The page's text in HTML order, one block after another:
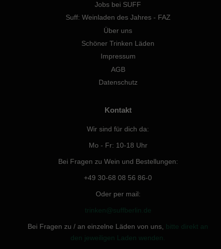
Jobs bei SUFF
Suff: Weinladen des Jahres - FAZ
Über uns
Schöner Trinken Läden
Impressum
AGB
Datenschutz
Kontakt
Wir sind für dich da:
Mo - Fr: 10-18 Uhr
Bei Fragen zu Wein und Bestellungen:
+49 30-68 08 56 86-0
Oder per mail:
trinken@suffberlin.de
Bei Fragen zu / an einzelne Läden von uns, bitte direkt an
den jeweiligen Laden wenden.